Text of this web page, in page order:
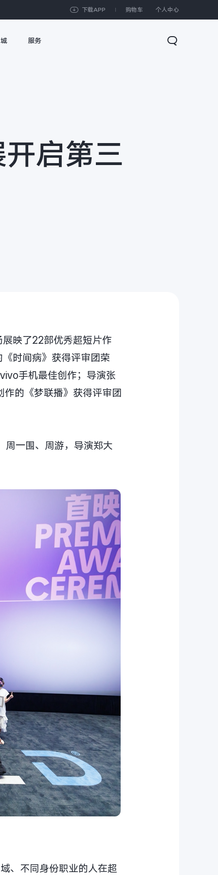
下载APP 购物车 个人中心
服务
启第三
映了22部优秀超短片作
时间病》获得评审团荣
手机最佳创作；导演张
的《梦联播》获得评审团
周一围、周游，导演郑大
、不同身份职业的人在超